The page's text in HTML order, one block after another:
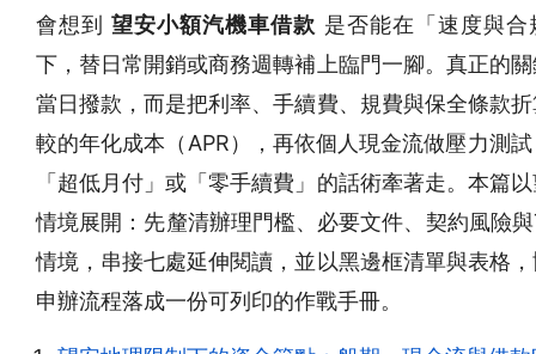
會想到望安小額汽機車借款 是否能在「速度與合
下，替日常開銷或商務週轉補上臨門一腳。真正的
當日撥款，而是把利率、手續費、規費與保全條款
較的年化成本（APR），再依個人現金流做壓力測
「超低月付」或「零手續費」的話術牽著走。本篇
情境展開：先釐清辦理門檻、必要文件、契約風險
情境，串接七處延伸閱讀，並以黑邊框清單與表格
申辦流程落成一份可列印的作戰手冊。